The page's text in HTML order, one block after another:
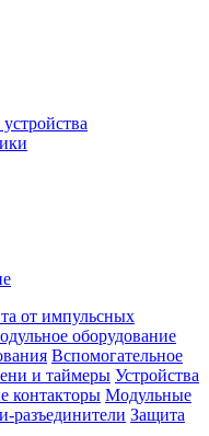
от импульсных
оборудование
Вспомогательное
и таймеры Устройства
контакторы Модульные
разъединители Защита